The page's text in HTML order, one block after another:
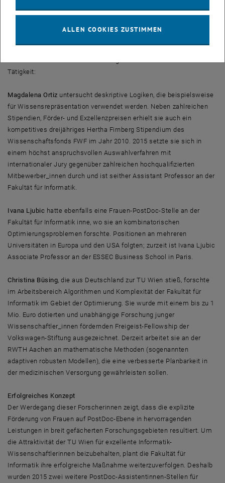
Logik mit Informatik und forscht in den Bereichen Formale
Tätigkeit:
Magdalena Ortiz untersucht deskriptive Logiken, die beispielsweise
für Wissensrepräsentation verwendet werden. Neben zahlreichen
Stipendien, Förder- und Exzellenzpreisen erhielt sie auch ein
kompetitives dreijähriges Hertha Firnberg Stipendium des
Wissenschaftsfonds FWF im Jahr 2010. 2015 setzte sie sich in
einem höchst anspruchsvollen Auswahlverfahren mit
internationaler Jury gegenüber zahlreichen hochqualifizierten
Mitbewerber_innen durch und ist seither Assistant Professor an der
Fakultät für Informatik.
Ivana Ljubic hatte ebenfalls eine Frauen-PostDoc-Stelle an der
Fakultät für Informatik inne, wo sie an kombinatorischen
Optimierungsproblemen forschte. Positionen an mehreren
Universitäten in Europa und den USA folgten; zurzeit ist Ivana Ljubic
Associate Professor an der ESSEC Business School in Paris.
Christina Büsing , die aus Deutschland zur TU Wien stieß, forschte
im Arbeitsbereich Algorithmen und Komplexität der Fakultät für
Informatik im Gebiet der Optimierung. Sie wurde mit einem bis zu 1
Mio. Euro dotierten und unabhängige Forschung junger
Wissenschaftler_innen fördernden Freigeist-Fellowship der
Volkswagen-Stiftung ausgezeichnet. Derzeit arbeitet sie an der
RWTH Aachen an mathematische Methoden (sogenannten
adaptiven robusten Modellen), die eine verbesserte Planbarkeit in
der medizinischen Versorgung gewährleisten sollen.
Erfolgreiches Konzept
Der Werdegang dieser Forscherinnen zeigt, dass die explizite
Förderung von Frauen auf PostDoc-Ebene in hervorragenden
Leistungen in breit gefächerten Forschungsgebieten resultiert. Um
die Attraktivität der TU Wien für exzellente Informatik-
Wissenschaftlerinnen beizubehalten, plant die Fakultät für
Informatik ihre erfolgreiche Maßnahme weiterzuverfolgen. Deshalb
wurden 2015 zwei weitere PostDoc-Assistentinnen-Stellen für
ALLEN COOKIES ZUSTIMMEN